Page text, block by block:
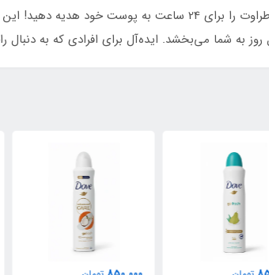
با مام رول ضد تعریق نیوا مدل فرش اکتیو، تازگی و طراوت
به شما می‌بخشد. ایده‌آل برای افرادی که به دنبال